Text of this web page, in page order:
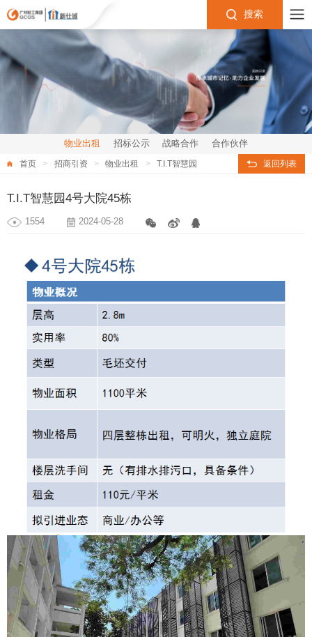
搜索
物业出租 招标公示 战略合作 合作伙伴
首页 招商引资 物业出租 T.I.T智慧园 返回列表
T.I.T智慧园4号大院45栋
1554 2024-05-28